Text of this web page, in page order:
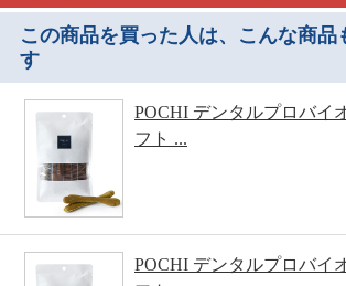
この商品を買った人は、こんな商品
す
POCHI デンタルプロバイ
フト ...
POCHI デンタルプロバイ